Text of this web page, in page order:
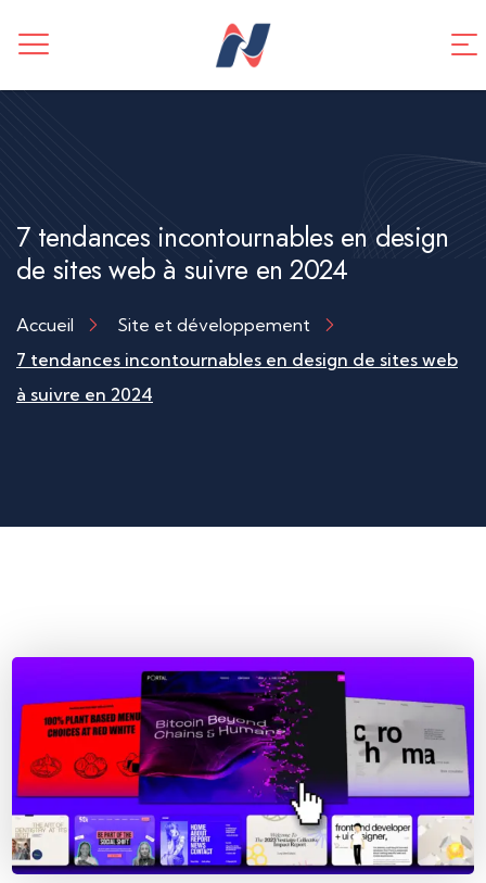
7 tendances incontournables en design
de sites web à suivre en 2024
Accueil
Site et développement
7 tendances incontournables en design de sites web
à suivre en 2024